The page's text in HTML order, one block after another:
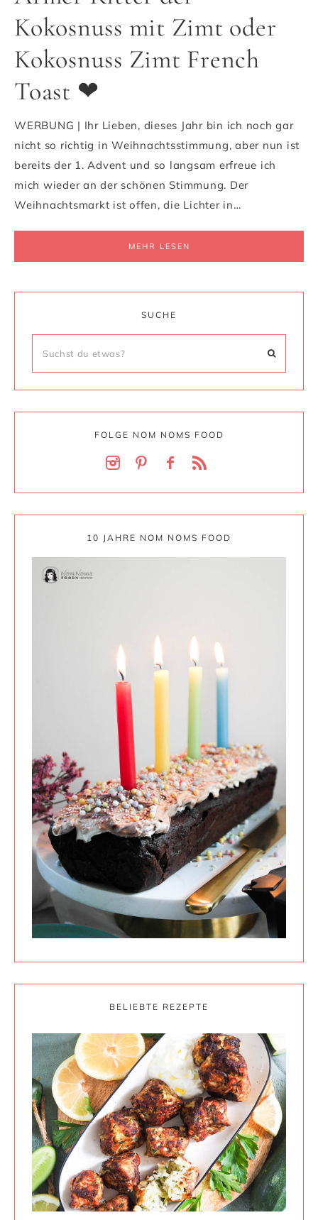
Kokosnuss mit Zimt oder
Kokosnuss Zimt French
Toast ❤
WERBUNG | Ihr Lieben, dieses Jahr bin ich noch gar
nicht so richtig in Weihnachtsstimmung, aber nun ist
bereits der 1. Advent und so langsam erfreue ich
mich wieder an der schönen Stimmung. Der
Weihnachtsmarkt ist offen, die Lichter in…
MEHR LESEN
SUCHE
FOLGE NOM NOMS FOOD
10 JAHRE NOM NOMS FOOD
BELIEBTE REZEPTE